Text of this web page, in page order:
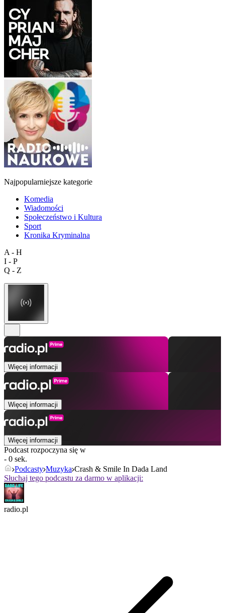
Najpopularniejsze kategorie
Komedia
Wiadomości
Społeczeństwo i Kultura
Sport
Kronika Kryminalna
A - H
I - P
Q - Z
Więcej informacji
Więcej informacji
Więcej informacji
Podcast rozpoczyna się w
- 0 sek.
Podcasty Muzyka Crash & Smile In Dada Land
Słuchaj tego podcastu za darmo w aplikacji:
radio.pl